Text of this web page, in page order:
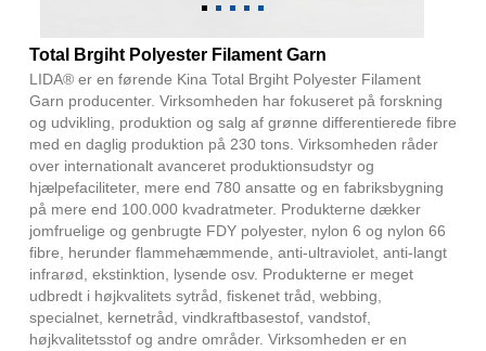
Total Brgiht Polyester Filament Garn
LIDA® er en førende Kina Total Brgiht Polyester Filament
Garn producenter. Virksomheden har fokuseret på forskning
og udvikling, produktion og salg af grønne differentierede fibre
med en daglig produktion på 230 tons. Virksomheden råder
over internationalt avanceret produktionsudstyr og
hjælpefaciliteter, mere end 780 ansatte og en fabriksbygning
på mere end 100.000 kvadratmeter. Produkterne dækker
jomfruelige og genbrugte FDY polyester, nylon 6 og nylon 66
fibre, herunder flammehæmmende, anti-ultraviolet, anti-langt
infrarød, ekstinktion, lysende osv. Produkterne er meget
udbredt i højkvalitets sytråd, fiskenet tråd, webbing,
specialnet, kernetråd, vindkraftbasestof, vandstof,
højkvalitetsstof og andre områder. Virksomheden er en